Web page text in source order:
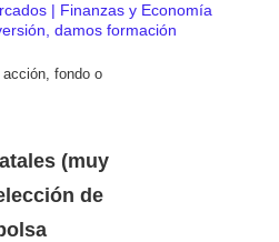
| Finanzas y Economía
damos formación
fondo o
(muy
de